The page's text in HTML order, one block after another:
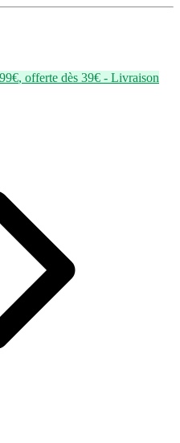
, offerte dès 39€ - Livraison